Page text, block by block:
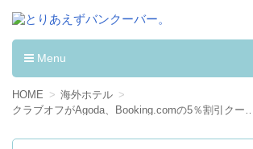
とりあえずバンク
カナダへワーキングホリデーして学んだ
Menu
コンテンツへ移動
HOME
海外ホテル
クラブオフがAgoda、Booking.comの5％割